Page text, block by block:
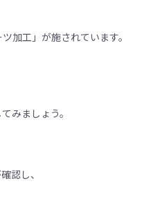
加工」が施されています。
みましょう。
認し、